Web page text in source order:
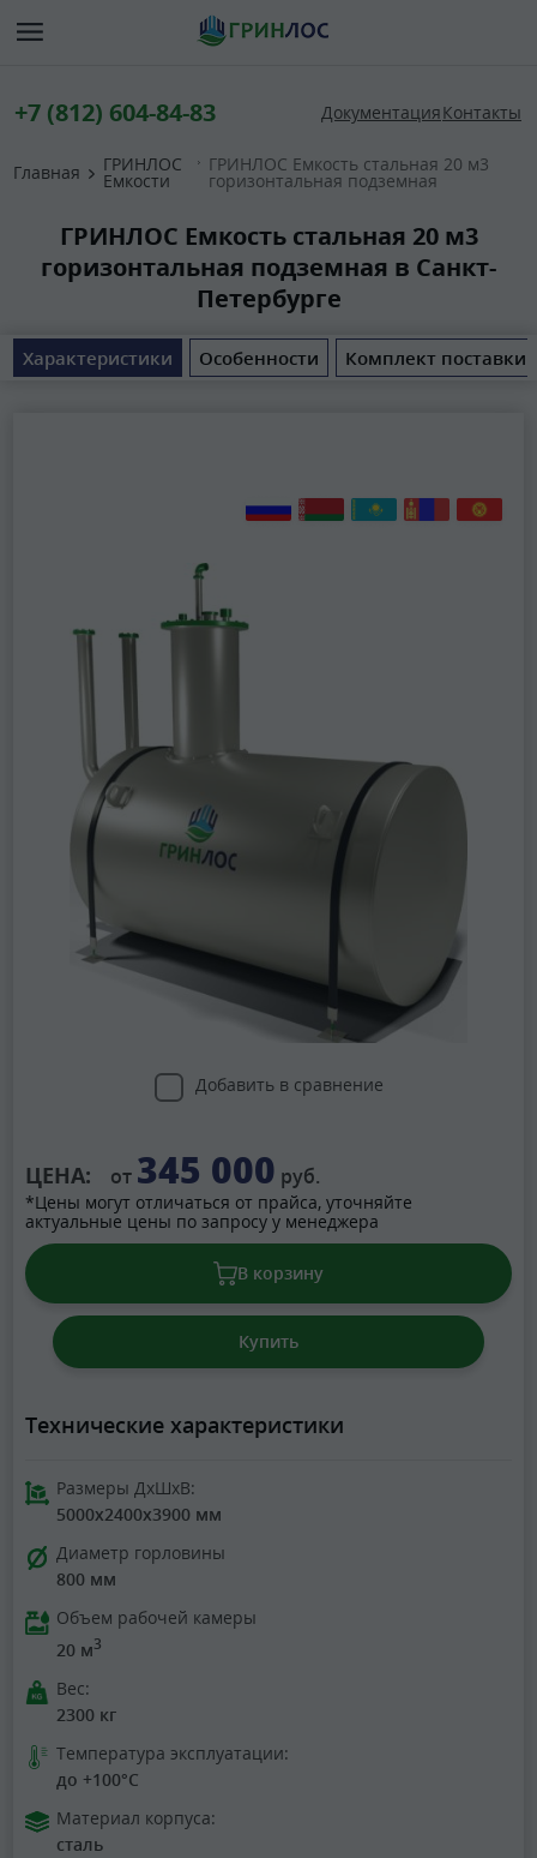
+7 (812) 604-84-83 ДокументацияКонтакты
Главная ГРИНЛОС
Емкости
ГРИНЛОС Емкость стальная 20 м3
горизонтальная подземная
ГРИНЛОС Емкость стальная 20 м3
горизонтальная подземная в Санкт-
Петербурге
Характеристики Особенности Комплект поставки
Добавить в сравнение
ЦЕНА: от 345 000 руб.
*Цены могут отличаться от прайса, уточняйте
актуальные цены по запросу у менеджера
В корзину
Купить
Технические характеристики
Размеры ДхШхВ:
5000x2400x3900 мм
Диаметр горловины
800 мм
Объем рабочей камеры
20 м3
Вес:
2300 кг
Температура эксплуатации:
до +100°C
Материал корпуса:
сталь